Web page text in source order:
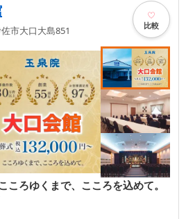
市大口大島851 比較
ころゆくまで、こころを込めて。